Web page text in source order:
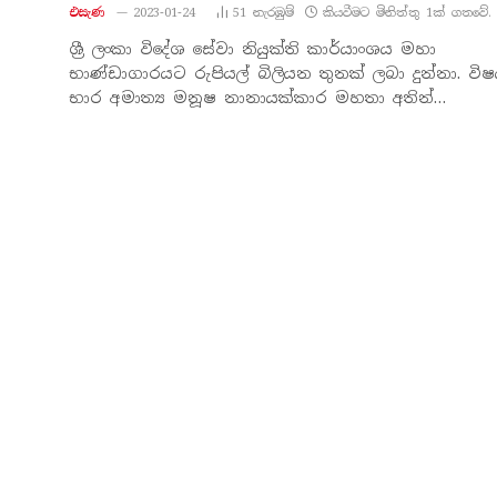
එසැණ 2023-01-24 51 නැරඹු​ම් කියවීමට මිනිත්තු 1ක් ගතවේ.
ශ්‍රී ලංකා විදේශ සේවා නියුක්ති කාර්යාංශය මහා
භාණ්ඩාගාරයට රුපියල් බිලියන තුනක් ලබා දුන්නා.
භාර අමාත්‍ය මනූෂ නානායක්කාර මහතා අතින්…